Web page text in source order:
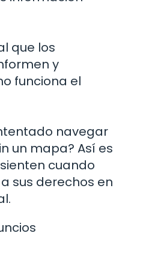
que los
y
funciona el
navegar
un mapa? Así es
cuando
sus derechos en